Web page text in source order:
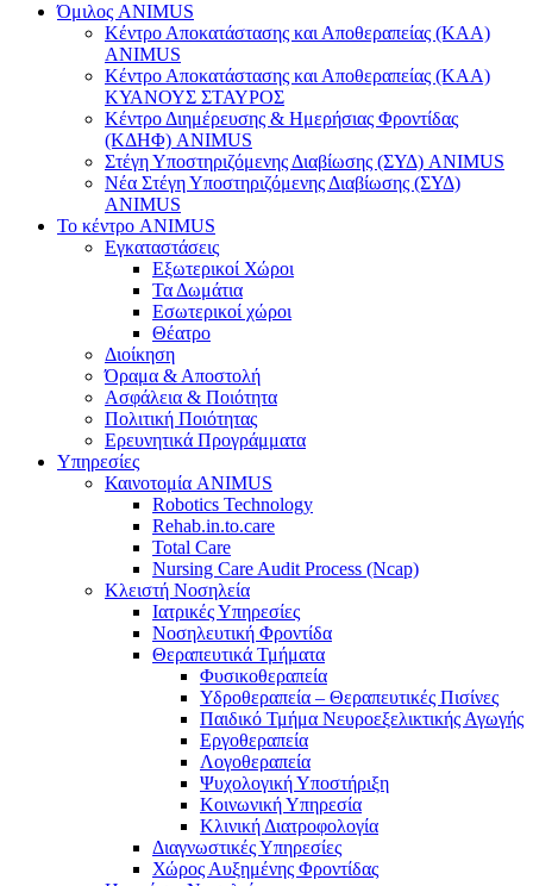
Όμιλος ANIMUS
Κέντρο Αποκατάστασης και Αποθεραπείας (ΚΑΑ)
ANIMUS
Κέντρο Αποκατάστασης και Αποθεραπείας (ΚΑΑ)
ΚΥΑΝΟΥΣ ΣΤΑΥΡΟΣ
Κέντρο Διημέρευσης & Ημερήσιας Φροντίδας
(ΚΔΗΦ) ANIMUS
Στέγη Υποστηριζόμενης Διαβίωσης (ΣΥΔ) ANIMUS
Νέα Στέγη Υποστηριζόμενης Διαβίωσης (ΣΥΔ)
ANIMUS
Το κέντρο ANIMUS
Εγκαταστάσεις
Εξωτερικοί Χώροι
Τα Δωμάτια
Εσωτερικοί χώροι
Θέατρο
Διοίκηση
Όραμα & Αποστολή
Ασφάλεια & Ποιότητα
Πολιτική Ποιότητας
Ερευνητικά Προγράμματα
Υπηρεσίες
Καινοτομία ANIMUS
Robotics Technology
Rehab.in.to.care
Total Care
Nursing Care Audit Process (Ncap)
Κλειστή Νοσηλεία
Ιατρικές Υπηρεσίες
Νοσηλευτική Φροντίδα
Θεραπευτικά Τμήματα
Φυσικοθεραπεία
Υδροθεραπεία – Θεραπευτικές Πισίνες
Παιδικό Τμήμα Νευροεξελικτικής Αγωγής
Εργοθεραπεία
Λογοθεραπεία
Ψυχολογική Υποστήριξη
Κοινωνική Υπηρεσία
Κλινική Διατροφολογία
Διαγνωστικές Υπηρεσίες
Χώρος Αυξημένης Φροντίδας